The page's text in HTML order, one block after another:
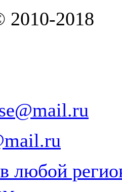
2010-2018
любой